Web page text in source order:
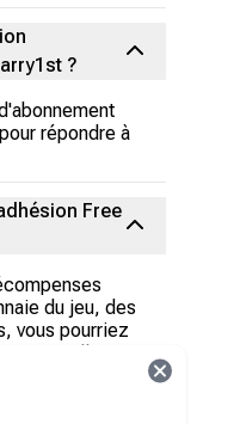
?
répondre à
Free
du jeu, des
vous pourriez
nouvelles